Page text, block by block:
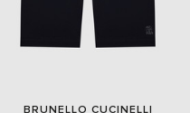
BRUNELLO CUCINELLI